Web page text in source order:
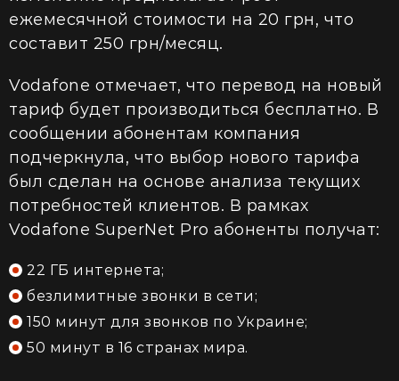
ежемесячной стоимости на 20 грн, что
составит 250 грн/месяц.
Vodafone отмечает, что перевод на новый
тариф будет производиться бесплатно. В
сообщении абонентам компания
подчеркнула, что выбор нового тарифа
был сделан на основе анализа текущих
потребностей клиентов. В рамках
Vodafone SuperNet Pro абоненты получат:
22 ГБ интернета;
безлимитные звонки в сети;
150 минут для звонков по Украине;
50 минут в 16 странах мира.